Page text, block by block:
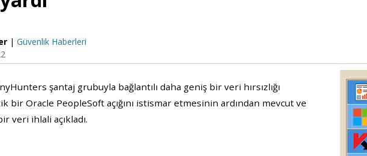
| Güvenlik Haberleri
şantaj grubuyla bağlantılı daha geniş bir veri hırsızlığı
bir Oracle PeopleSoft açığını istismar etmesinin ardından mevcut ve
veri ihlali açıkladı.